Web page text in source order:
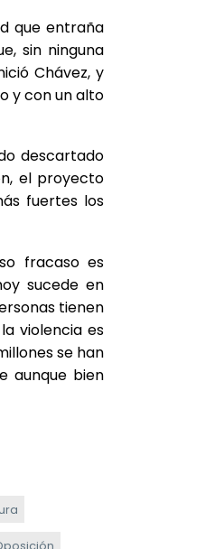
que entraña
sin ninguna
Chávez, y
y con un alto
descartado
el proyecto
fuertes los
fracaso es
sucede en
tienen
violencia es
se han
aunque bien